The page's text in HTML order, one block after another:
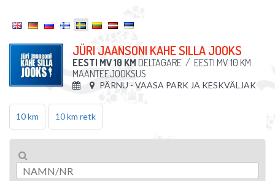
JÜRI JAANSONI KAHE SILLA JOOKS
EESTI MV 10 KM DELTAGARE / EESTI MV 10 KM
MAANTEEJOOKSUS
PÄRNU - VAASA PARK JA KESKVÄLJAK
10 km 10 km retk